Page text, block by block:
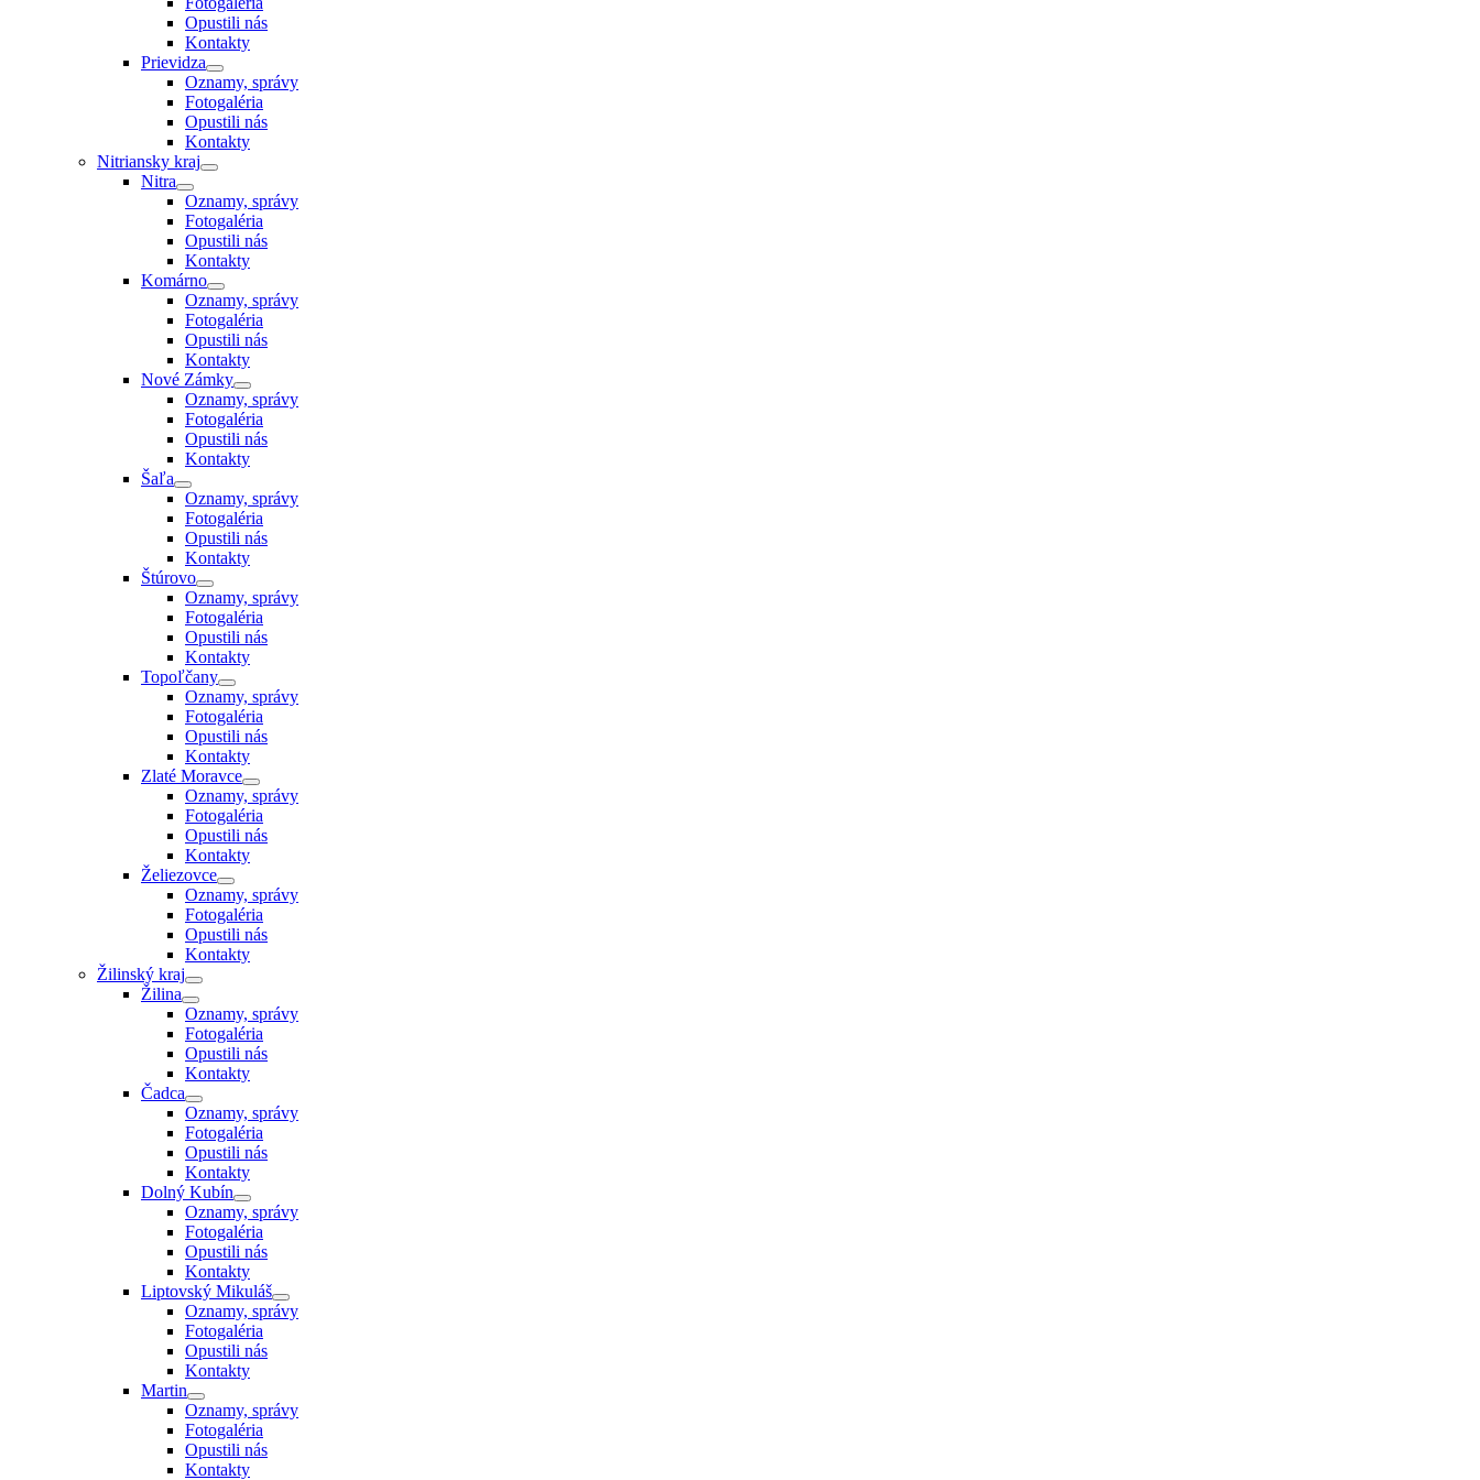
Opustili nás
Kontakty
Prievidza
Oznamy, správy
Fotogaléria
Opustili nás
Kontakty
Nitriansky kraj
Nitra
Oznamy, správy
Fotogaléria
Opustili nás
Kontakty
Komárno
Oznamy, správy
Fotogaléria
Opustili nás
Kontakty
Nové Zámky
Oznamy, správy
Fotogaléria
Opustili nás
Kontakty
Šaľa
Oznamy, správy
Fotogaléria
Opustili nás
Kontakty
Štúrovo
Oznamy, správy
Fotogaléria
Opustili nás
Kontakty
Topoľčany
Oznamy, správy
Fotogaléria
Opustili nás
Kontakty
Zlaté Moravce
Oznamy, správy
Fotogaléria
Opustili nás
Kontakty
Želiezovce
Oznamy, správy
Fotogaléria
Opustili nás
Kontakty
Žilinský kraj
Žilina
Oznamy, správy
Fotogaléria
Opustili nás
Kontakty
Čadca
Oznamy, správy
Fotogaléria
Opustili nás
Kontakty
Dolný Kubín
Oznamy, správy
Fotogaléria
Opustili nás
Kontakty
Liptovský Mikuláš
Oznamy, správy
Fotogaléria
Opustili nás
Kontakty
Martin
Oznamy, správy
Fotogaléria
Opustili nás
Kontakty